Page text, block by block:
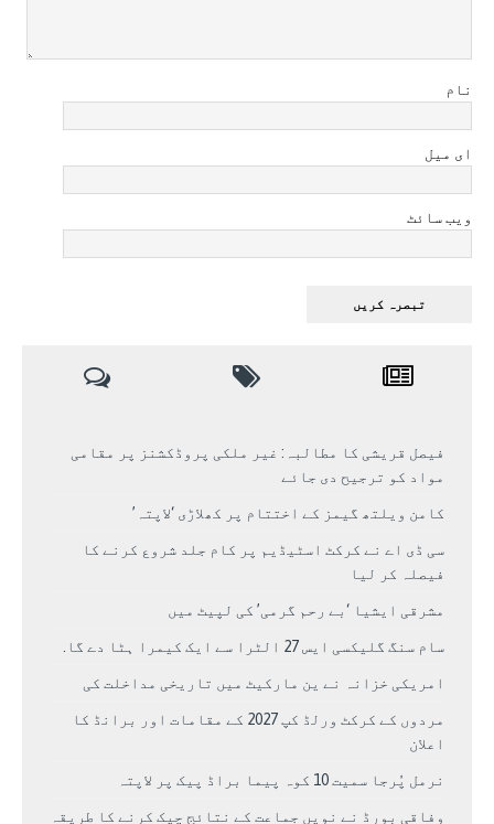
نام
ای میل
ویب سائٹ
فیصل قریشی کا مطالبہ: غیر ملکی پروڈکشنز پر مقامی
مواد کو ترجیح دی جائے
کامن ویلتھ گیمز کے اختتام پر کھلاڑی ‘لاپتہ’
سی ڈی اے نے کرکٹ اسٹیڈیم پر کام جلد شروع کرنے کا
فیصلہ کر لیا
مشرقی ایشیا ‘بے رحم گرمی’ کی لپیٹ میں
سام سنگ گلیکسی ایس 27 الٹرا سے ایک کیمرا ہٹا دے گا.
امریکی خزانہ نے ین مارکیٹ میں تاریخی مداخلت کی
مردوں کے کرکٹ ورلڈ کپ 2027 کے مقامات اور برانڈ کا
اعلان
نرمل پُرجا سمیت 10 کوہ پیما براڈ پیک پر لاپتہ
وفاقی بورڈ نے نویں جماعت کے نتائج چیک کرنے کا طریقہ